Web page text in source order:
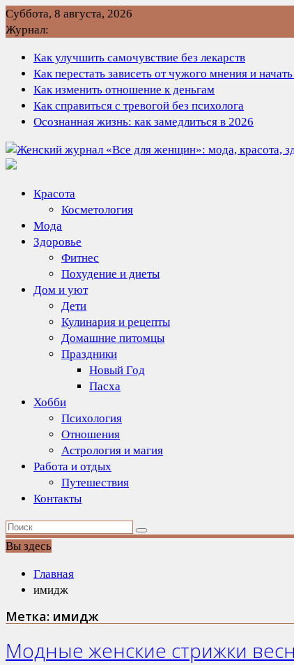
Перейти
к
Суббота, 8 августа, 2026
Журнал:
Как улучшить самочувствие без лекарств
Как перестать зависеть от чужого мнения и
Как изменить отношение к деньгам
Как справиться с тревогой без психолога
Осознанная жизнь: как замедлиться в 2026
Красота
Косметология
Мода
Здоровье
Фитнес
Похудение и диеты
Дом и уют
Дети
Кулинария и рецепты
Домашние питомцы
Праздники
Новый Год
Пасха
Хобби
Психология
Отношения
Астрология и магия
Работа и отдых
Путешествия
Контакты
Вы здесь
Главная
имидж
Метка: имидж
Модные женские стрижки